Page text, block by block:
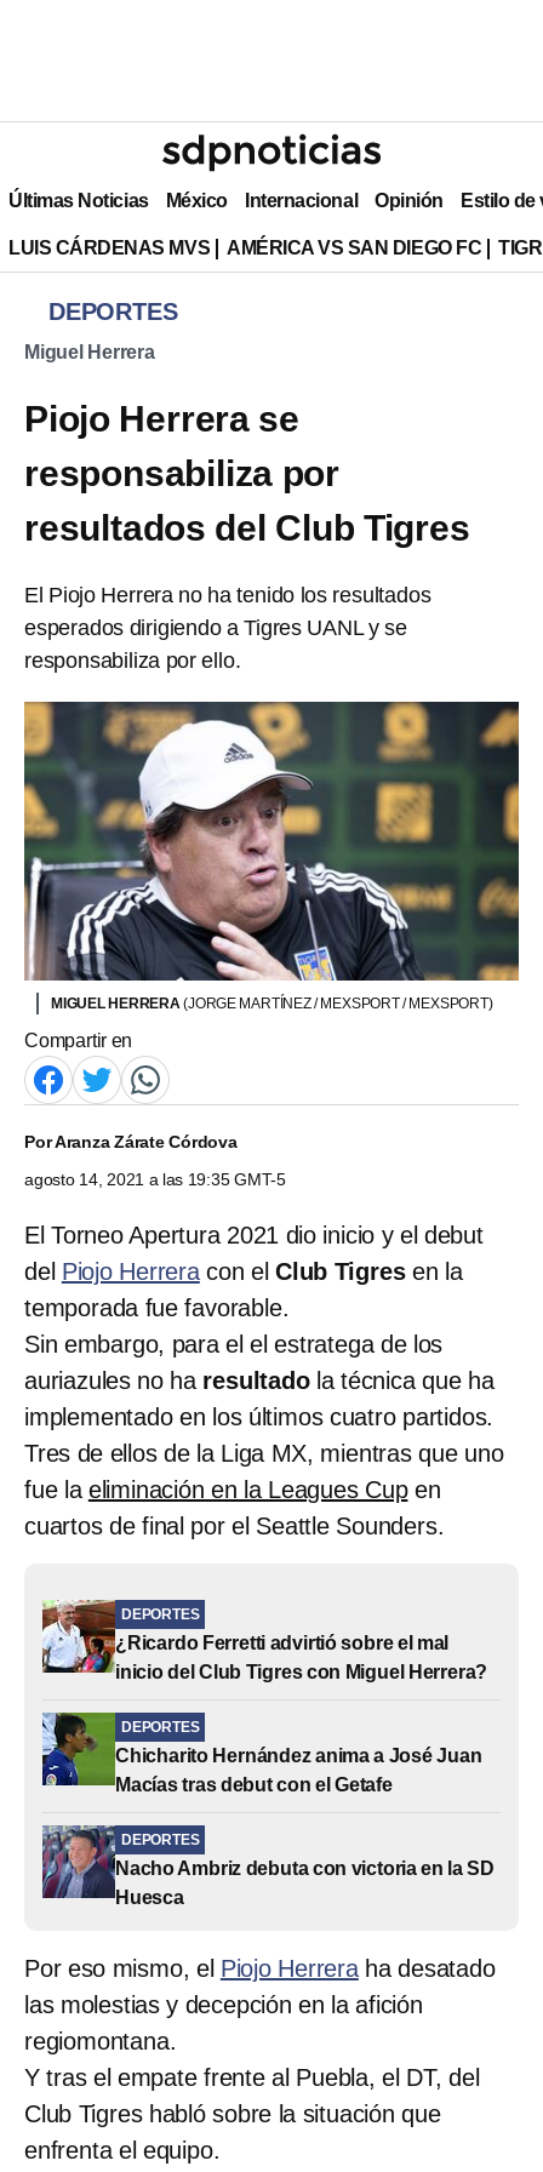
Últimas Noticias México Internacional Opinión Estilo de
LUIS CÁRDENAS MVS AMÉRICA VS SAN DIEGO FC
DEPORTES
Miguel Herrera
Piojo Herrera se
responsabiliza por
resultados del Club Tigres
El Piojo Herrera no ha tenido los resultados
esperados dirigiendo a Tigres UANL y se
responsabiliza por ello.
MIGUEL HERRERA(JORGE MARTÍNEZ / MEXSPORT / MEXSPORT)
Compartir en
PorAranza Zárate Córdova
agosto 14, 2021 a las 19:35 GMT-5
El Torneo Apertura 2021 dio inicio y el debut
del Piojo Herreracon el Club Tigresen la
temporada fue favorable.
Sin embargo, para el el estratega de los
auriazules no ha resultadola técnica que ha
implementado en los últimos cuatro partidos.
Tres de ellos de la Liga MX, mientras que uno
fue la eliminación en la Leagues Cupen
cuartos de final por el Seattle Sounders.
DEPORTES
¿Ricardo Ferretti advirtió sobre el mal
inicio del Club Tigres con Miguel Herrera?
DEPORTES
Chicharito Hernández anima a José Juan
Macías tras debut con el Getafe
DEPORTES
Nacho Ambriz debuta con victoria en la SD
Huesca
Por eso mismo, el Piojo Herreraha desatado
las molestias y decepción en la afición
regiomontana.
Y tras el empate frente al Puebla, el DT, del
Club Tigres habló sobre la situación que
enfrenta el equipo.